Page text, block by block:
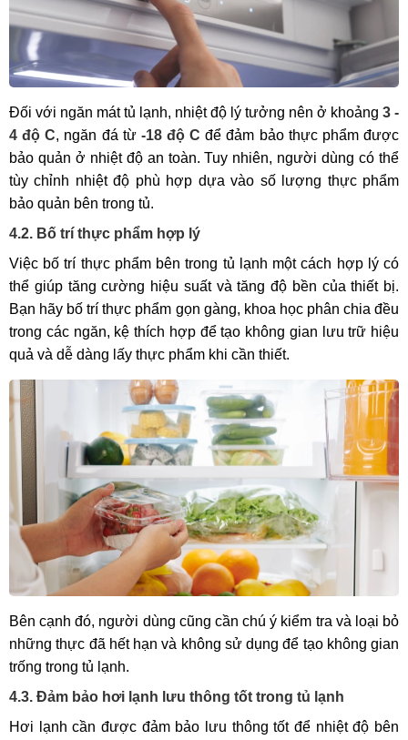
Đối với ngăn mát tủ lạnh, nhiệt độ lý tưởng nên ở khoảng 3 -
4 độ C, ngăn đá từ -18 độ C để đảm bảo thực phẩm được
bảo quản ở nhiệt độ an toàn. Tuy nhiên, người dùng có thể
tùy chỉnh nhiệt độ phù hợp dựa vào số lượng thực phẩm
bảo quản bên trong tủ.
4.2. Bố trí thực phẩm hợp lý
Việc bố trí thực phẩm bên trong tủ lạnh một cách hợp lý có
thể giúp tăng cường hiệu suất và tăng độ bền của thiết bị.
Bạn hãy bố trí thực phẩm gọn gàng, khoa học phân chia đều
trong các ngăn, kệ thích hợp để tạo không gian lưu trữ hiệu
quả và dễ dàng lấy thực phẩm khi cần thiết.
Bên cạnh đó, người dùng cũng cần chú ý kiểm tra và loại bỏ
những thực đã hết hạn và không sử dụng để tạo không gian
trống trong tủ lạnh.
4.3. Đảm bảo hơi lạnh lưu thông tốt trong tủ lạnh
Hơi lạnh cần được đảm bảo lưu thông tốt để nhiệt độ bên